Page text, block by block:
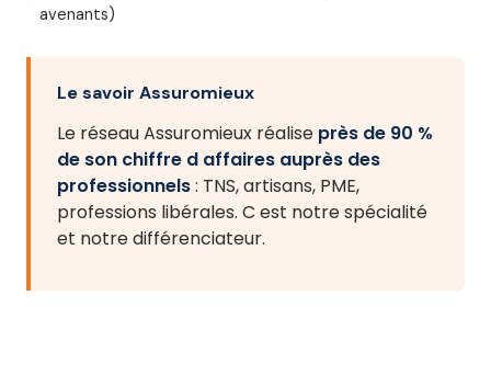
avenants)
Le savoir Assuromieux
Le réseau Assuromieux réalise près de 90 %
de son chiffre d affaires auprès des
professionnels: TNS, artisans, PME,
professions libérales. C est notre spécialité
et notre différenciateur.